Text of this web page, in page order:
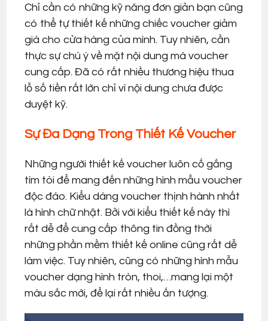
Chỉ cần có những kỹ năng đơn giản bạn cũng
có thể tự thiết kế những chiếc voucher giảm
giá cho cửa hàng của mình. Tuy nhiên, cần
thực sự chú ý về mặt nội dung mà voucher
cung cấp. Đã có rất nhiều thương hiệu thua
lỗ số tiền rất lớn chỉ vì nội dung chưa được
duyệt kỹ.
Sự Đa Dạng Trong Thiết Kế Voucher
Những người thiết kế voucher luôn cố gắng
tìm tòi để mang đến những hình mẫu voucher
độc đáo. Kiểu dáng voucher thịnh hành nhất
là hình chữ nhật. Bởi với kiểu thiết kế này thì
rất dễ để cung cấp thông tin đồng thời
những phần mềm thiết kế online cũng rất dễ
làm việc. Tuy nhiên, cũng có những hình mẫu
voucher dạng hình tròn, thoi,…mang lại một
màu sắc mới, để lại rất nhiều ấn tượng.